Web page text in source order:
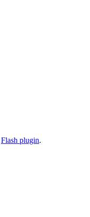
Flash plugin.